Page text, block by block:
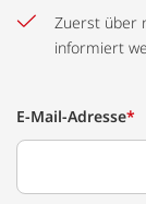
Zuerst über
informiert
E-Mail-Adresse*